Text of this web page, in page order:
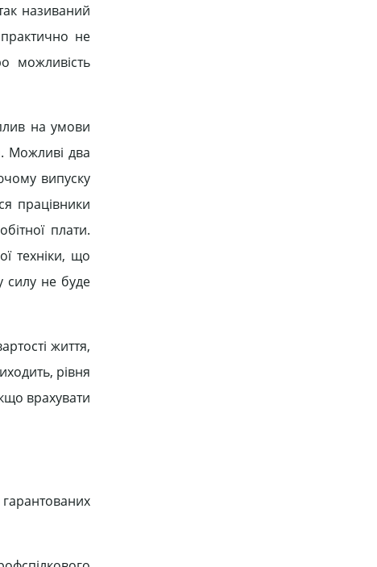
називаний
не
можливість
на умови
Можливі два
випуску
працівники
плати.
техніки, що
силу не буде
життя,
рівня
врахувати